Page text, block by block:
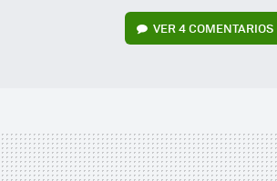
VER4 COMENTARIOS